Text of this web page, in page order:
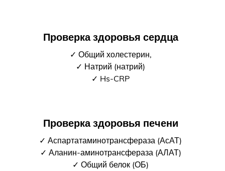
Проверка здоровья сердца
✓ Общий холестерин,
✓ Натрий (натрий)
✓ Hs-CRP
Проверка здоровья печени
✓ Аспартатаминотрансфераза (АсАТ)
✓ Аланин-аминотрансфераза (АЛАТ)
✓ Общий белок (ОБ)